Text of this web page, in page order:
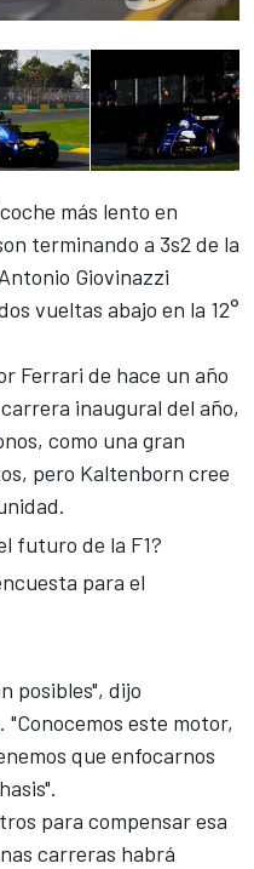
más lento en
terminando a 3s2 de la
Giovinazzi
vueltas abajo en la 12°
Ferrari de hace un año
inaugural del año,
como una gran
pero Kaltenborn cree
futuro de la F1?
para el
posibles", dijo
este motor,
que enfocarnos
para compensar esa
carreras habrá